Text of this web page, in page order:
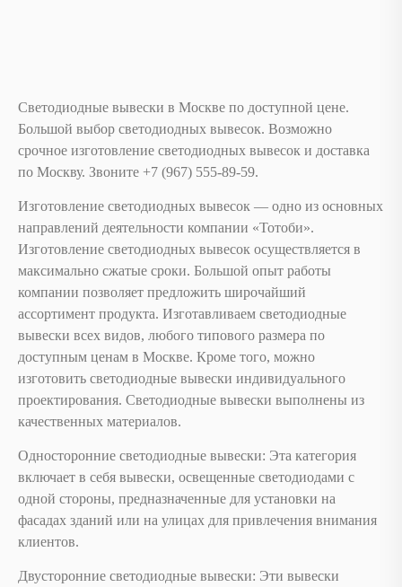
Изготовление светодиодных вывесок — одно из основных
направлений деятельности компании «Тотоби».
Изготовление светодиодных вывесок осуществляется в
максимально сжатые сроки. Большой опыт работы
компании позволяет предложить широчайший
ассортимент продукта. Изготавливаем светодиодные
вывески всех видов, любого типового размера по
доступным ценам в Москве. Кроме того, можно
изготовить светодиодные вывески индивидуального
проектирования. Светодиодные вывески выполнены из
качественных материалов.
Односторонние светодиодные вывески: Эта категория
включает в себя вывески, освещенные светодиодами с
одной стороны, предназначенные для установки на
фасадах зданий или на улицах для привлечения внимания
клиентов.
Двусторонние светодиодные вывески: Эти вывески
Светодиодные вывески в Москве по доступной цене.
Большой выбор светодиодных вывесок. Возможно
срочное изготовление светодиодных вывесок и доставка
по Москву. Звоните ‪+7 (967) 555-89-59.